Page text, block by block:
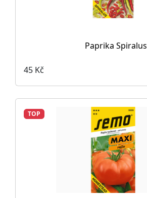
Paprika Spiralus
45 Kč
TOP